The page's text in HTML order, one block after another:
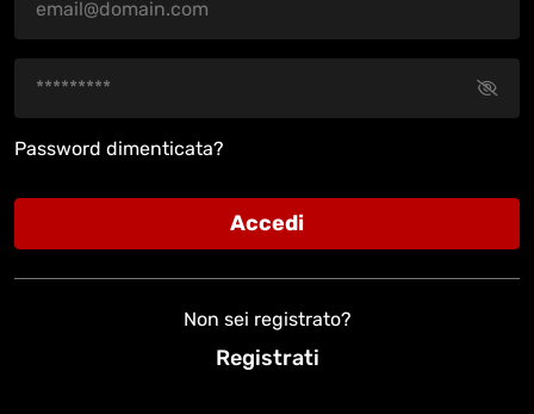
Password dimenticata?
Accedi
Non sei registrato?
Registrati